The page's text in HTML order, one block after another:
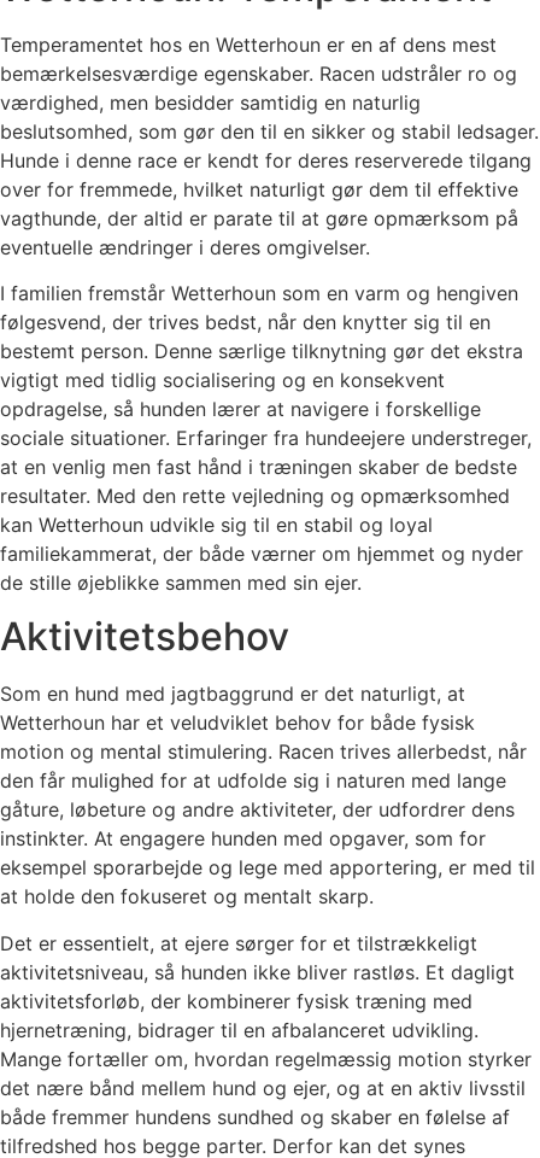
Temperamentet hos en Wetterhoun er en af dens mest
bemærkelsesværdige egenskaber. Racen udstråler ro og
værdighed, men besidder samtidig en naturlig
beslutsomhed, som gør den til en sikker og stabil ledsager.
Hunde i denne race er kendt for deres reserverede tilgang
over for fremmede, hvilket naturligt gør dem til effektive
vagthunde, der altid er parate til at gøre opmærksom på
eventuelle ændringer i deres omgivelser.
I familien fremstår Wetterhoun som en varm og hengiven
følgesvend, der trives bedst, når den knytter sig til en
bestemt person. Denne særlige tilknytning gør det ekstra
vigtigt med tidlig socialisering og en konsekvent
opdragelse, så hunden lærer at navigere i forskellige
sociale situationer. Erfaringer fra hundeejere understreger,
at en venlig men fast hånd i træningen skaber de bedste
resultater. Med den rette vejledning og opmærksomhed
kan Wetterhoun udvikle sig til en stabil og loyal
familiekammerat, der både værner om hjemmet og nyder
de stille øjeblikke sammen med sin ejer.
Aktivitetsbehov
Som en hund med jagtbaggrund er det naturligt, at
Wetterhoun har et veludviklet behov for både fysisk
motion og mental stimulering. Racen trives allerbedst, når
den får mulighed for at udfolde sig i naturen med lange
gåture, løbeture og andre aktiviteter, der udfordrer dens
instinkter. At engagere hunden med opgaver, som for
eksempel sporarbejde og lege med apportering, er med til
at holde den fokuseret og mentalt skarp.
Det er essentielt, at ejere sørger for et tilstrækkeligt
aktivitetsniveau, så hunden ikke bliver rastløs. Et dagligt
aktivitetsforløb, der kombinerer fysisk træning med
hjernetræning, bidrager til en afbalanceret udvikling.
Mange fortæller om, hvordan regelmæssig motion styrker
det nære bånd mellem hund og ejer, og at en aktiv livsstil
både fremmer hundens sundhed og skaber en følelse af
tilfredshed hos begge parter. Derfor kan det synes